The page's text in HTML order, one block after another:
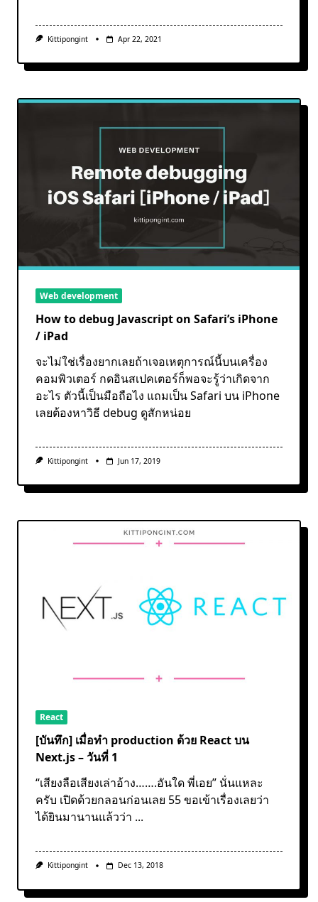
Kittipongint Apr 22, 2021
Web development
How to debug Javascript on Safari’s iPhone
/ iPad
จะไม่ใช่เรื่องยากเลยถ้าเจอเหตุการณ์นี้บนเครื่อง
คอมพิวเตอร์ กดอินสเปคเตอร์ก็พอจะรู้ว่าเกิดจาก
อะไร ตัวนี้เป็นมือถือไง แถมเป็น Safari บน iPhone
เลยต้องหาวิธี debug ดูสักหน่อย
Kittipongint Jun 17, 2019
React
[บันทึก] เมื่อทำ production ด้วย React บน
Next.js – วันที่ 1
“เสียงลือเสียงเล่าอ้าง…….อันใด พี่เอย” นั่นแหละ
ครับ เปิดด้วยกลอนก่อนเลย 55 ขอเข้าเรื่องเลยว่า
ได้ยินมานานแล้วว่า ...
Kittipongint Dec 13, 2018